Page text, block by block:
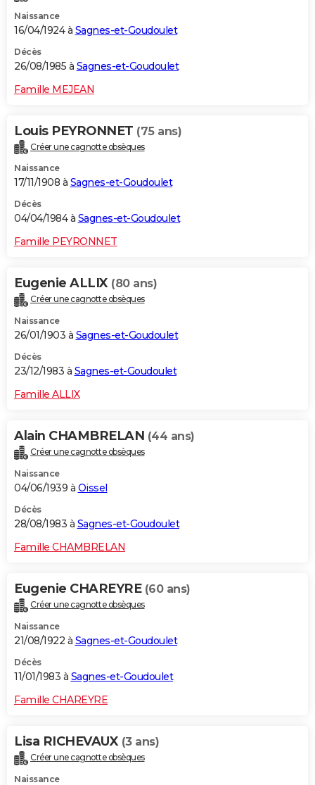
Naissance
16/04/1924 à Sagnes-et-Goudoulet
Décès
26/08/1985 à Sagnes-et-Goudoulet
Famille MEJEAN
Louis PEYRONNET (75 ans)
Créer une cagnotte obsèques
Naissance
17/11/1908 à Sagnes-et-Goudoulet
Décès
04/04/1984 à Sagnes-et-Goudoulet
Famille PEYRONNET
Eugenie ALLIX (80 ans)
Créer une cagnotte obsèques
Naissance
26/01/1903 à Sagnes-et-Goudoulet
Décès
23/12/1983 à Sagnes-et-Goudoulet
Famille ALLIX
Alain CHAMBRELAN (44 ans)
Créer une cagnotte obsèques
Naissance
04/06/1939 à Oissel
Décès
28/08/1983 à Sagnes-et-Goudoulet
Famille CHAMBRELAN
Eugenie CHAREYRE (60 ans)
Créer une cagnotte obsèques
Naissance
21/08/1922 à Sagnes-et-Goudoulet
Décès
11/01/1983 à Sagnes-et-Goudoulet
Famille CHAREYRE
Lisa RICHEVAUX (3 ans)
Créer une cagnotte obsèques
Naissance